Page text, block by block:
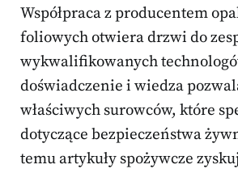
Współpraca z producentem
foliowych otwiera drzwi do
wykwalifikowanych
doświadczenie i wiedza
właściwych surowców, które
dotyczące bezpieczeństwa
temu artykuły spożywcze